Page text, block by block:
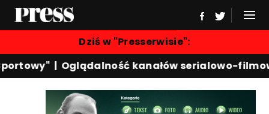
Dziś w "Presserwisie":
|Oglądalność kanałów serialowo-